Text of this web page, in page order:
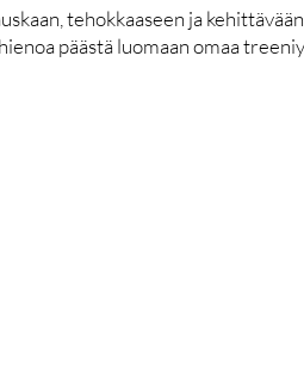
tehokkaaseen ja
päästä luomaan omaa